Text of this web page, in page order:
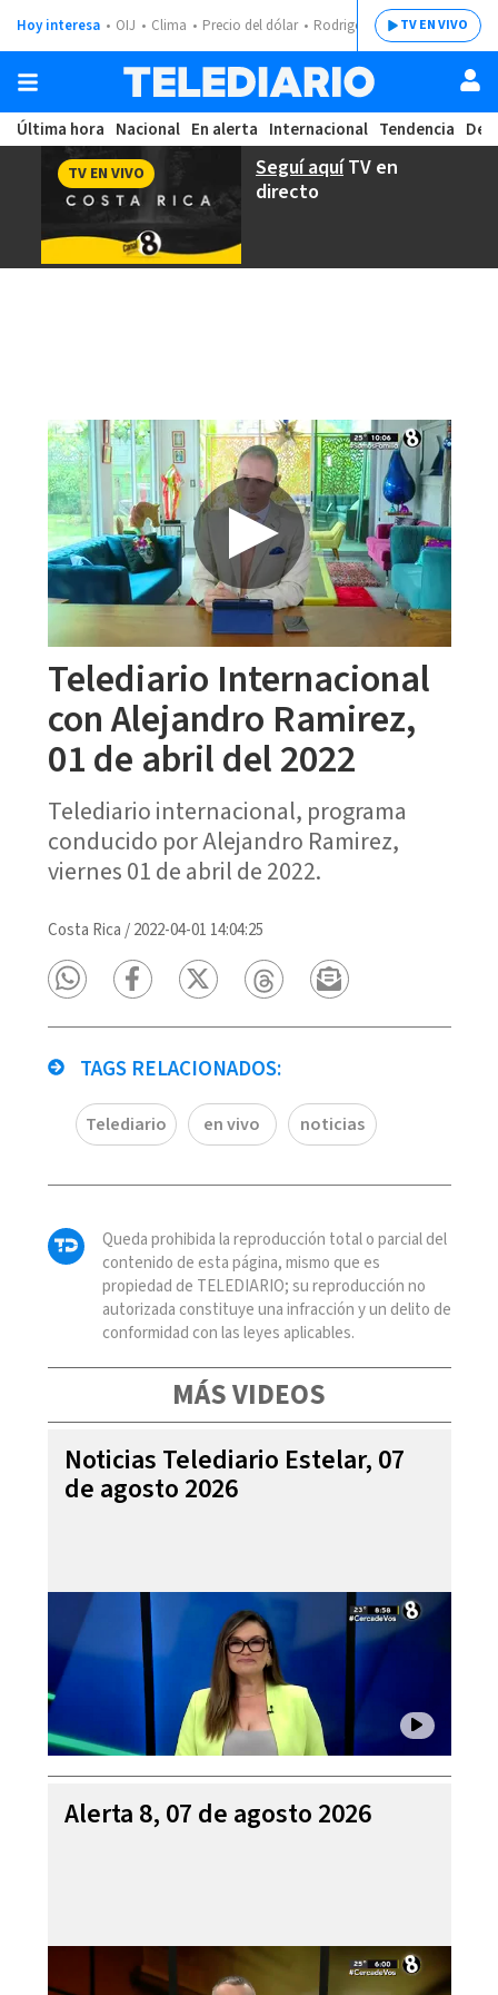
Hoy interesa OIJ Clima Precio del dólar Rodrigo ChavesTV EN VIVO
Última hora Nacional En alerta Internacional Tendencia
Seguí aquíTV en
directo
TV EN VIVO
Telediario Internacional
con Alejandro Ramirez,
01 de abril del 2022
Telediario internacional, programa
conducido por Alejandro Ramirez,
viernes 01 de abril de 2022.
Costa Rica /2022-04-01 14:04:25
TAGS RELACIONADOS:
Telediario en vivo noticias
Queda prohibida la reproducción total o parcial del
contenido de esta página, mismo que es
propiedad de TELEDIARIO; su reproducción no
autorizada constituye una infracción y un delito de
conformidad con las leyes aplicables.
MÁS VIDEOS
Noticias Telediario Estelar, 07
de agosto 2026
Alerta 8, 07 de agosto 2026